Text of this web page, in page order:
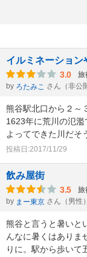
イルミネーショ
3.0 旅
by ろたみこ さん（非公
熊谷駅北口から２～
1623年に荒川の氾
よってできた川だそ
投稿日:2017/11/29
飲み屋街
3.5 旅
by まー東京 さん（男性）
熊谷と言うと暑いと
んなに暑くはありま
りに。駅から歩いて